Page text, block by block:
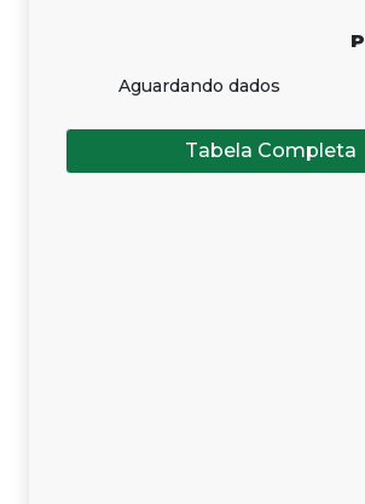
P
Aguardando dados
Tabela Completa